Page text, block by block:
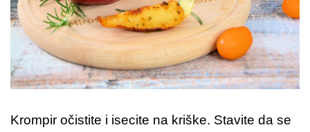
Krompir očistite i isecite na kriške. Stavite da se